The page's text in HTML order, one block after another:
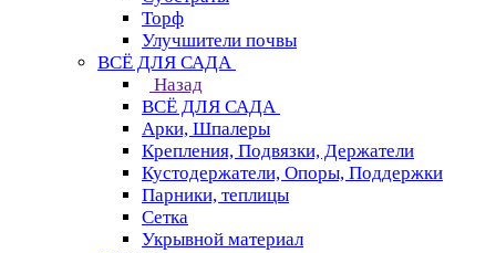
Торф
Улучшители почвы
ВСЁ ДЛЯ САДА
Назад
ВСЁ ДЛЯ САДА
Арки, Шпалеры
Крепления, Подвязки, Держатели
Кустодержатели, Опоры, Поддержки
Парники, теплицы
Сетка
Укрывной материал